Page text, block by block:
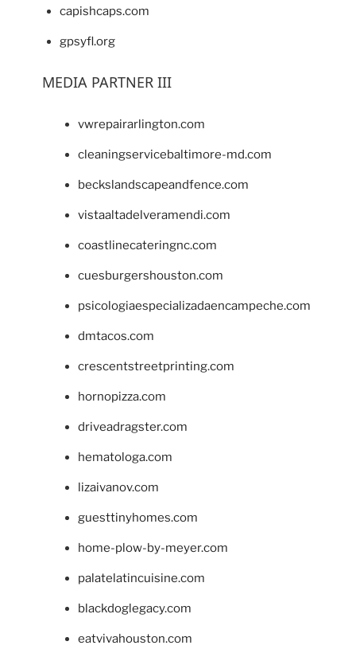
capishcaps.com
gpsyfl.org
MEDIA PARTNER III
vwrepairarlington.com
cleaningservicebaltimore-md.com
beckslandscapeandfence.com
vistaaltadelveramendi.com
coastlinecateringnc.com
cuesburgershouston.com
psicologiaespecializadaencampeche.com
dmtacos.com
crescentstreetprinting.com
hornopizza.com
driveadragster.com
hematologa.com
lizaivanov.com
guesttinyhomes.com
home-plow-by-meyer.com
palatelatincuisine.com
blackdoglegacy.com
eatvivahouston.com